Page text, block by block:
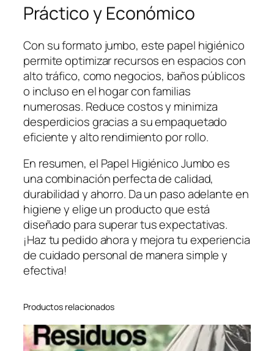
Práctico y Económico
Con su formato jumbo, este papel higiénico
permite optimizar recursos en espacios con
alto tráfico, como negocios, baños públicos
o incluso en el hogar con familias
numerosas. Reduce costos y minimiza
desperdicios gracias a su empaquetado
eficiente y alto rendimiento por rollo.
En resumen, el Papel Higiénico Jumbo es
una combinación perfecta de calidad,
durabilidad y ahorro. Da un paso adelante en
higiene y elige un producto que está
diseñado para superar tus expectativas.
¡Haz tu pedido ahora y mejora tu experiencia
de cuidado personal de manera simple y
efectiva!
Productos relacionados